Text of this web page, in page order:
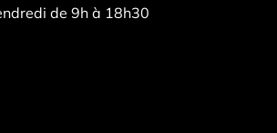
de 9h à 18h30